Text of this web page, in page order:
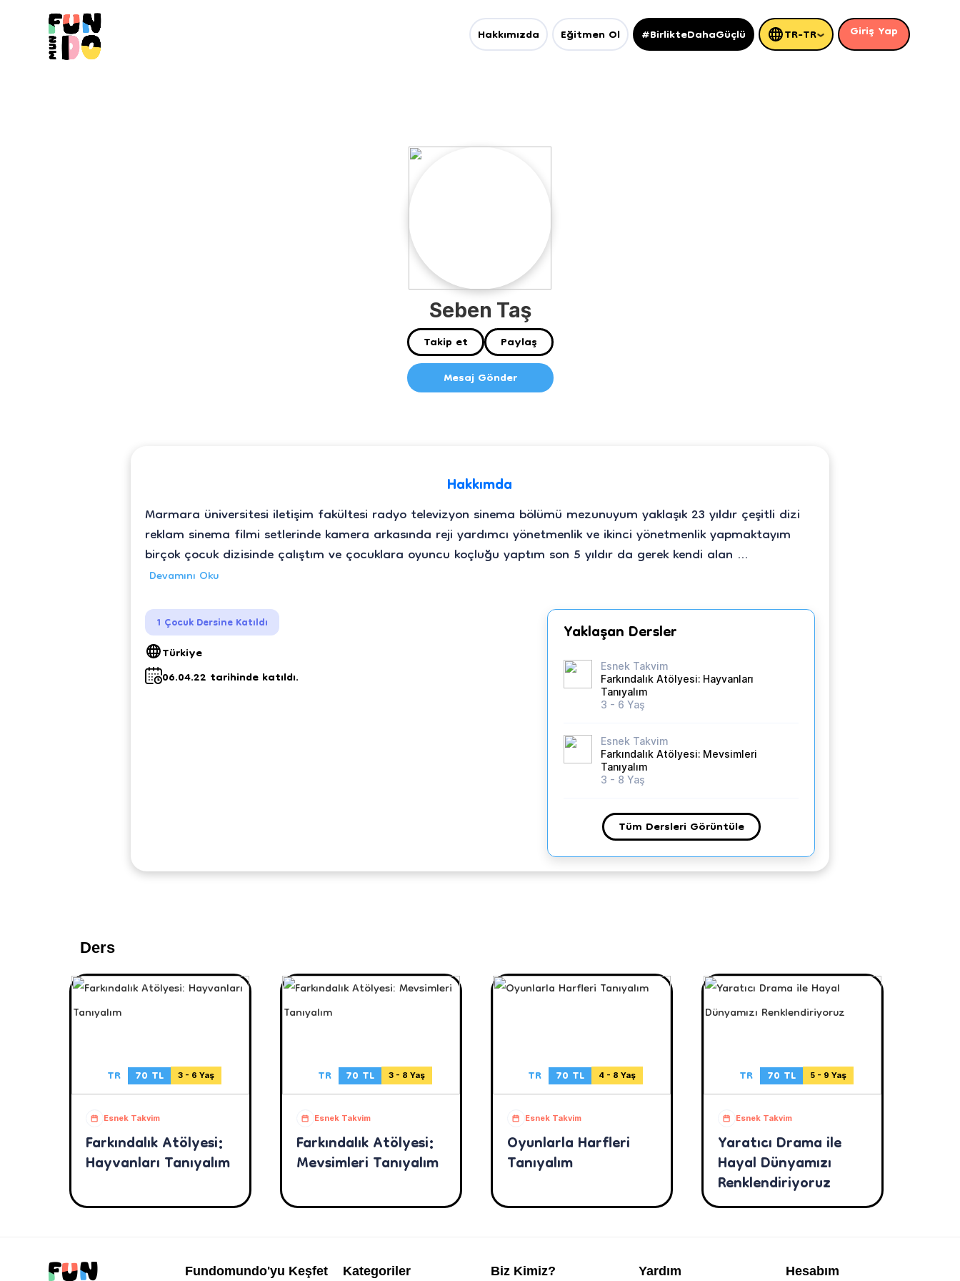
Hakkımızda Eğitmen Ol #BirlikteDahaGüçlü TR-TR Giriş Yap
Seben Taş
Takip et
Paylaş
Mesaj Gönder
Hakkımda
Marmara üniversitesi iletişim fakültesi radyo televizyon sinema bölümü mezunuyum yaklaşık 23 yıldır çeşitli dizi
reklam sinema filmi setlerinde kamera arkasında reji yardımcı yönetmenlik ve ikinci yönetmenlik yapmaktayım
birçok çocuk dizisinde çalıştım ve çocuklara oyuncu koçluğu yaptım son 5 yıldır da gerek kendi alan ...
Devamını Oku
1 Çocuk Dersine Katıldı
Türkiye
06.04.22 tarihinde katıldı.
Yaklaşan Dersler
Esnek Takvim
Farkındalık Atölyesi: Hayvanları
Tanıyalım
3 - 6 Yaş
Esnek Takvim
Farkındalık Atölyesi: Mevsimleri
Tanıyalım
3 - 8 Yaş
Tüm Dersleri Görüntüle
Ders
TR 70 TL 3 - 6 Yaş
Esnek Takvim
Farkındalık Atölyesi:
Hayvanları Tanıyalım
TR 70 TL 3 - 8 Yaş
Esnek Takvim
Farkındalık Atölyesi:
Mevsimleri Tanıyalım
TR 70 TL 4 - 8 Yaş
Esnek Takvim
Oyunlarla Harfleri
Tanıyalım
TR 70 TL 5 - 9 Yaş
Esnek Takvim
Yaratıcı Drama ile
Hayal Dünyamızı
Renklendiriyoruz
Fundomundo'yu Keşfet Kategoriler Biz Kimiz? Yardım Hesabım